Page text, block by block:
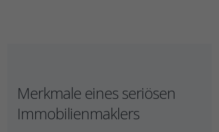
Merkmale eines seriösen
Immobilienmaklers